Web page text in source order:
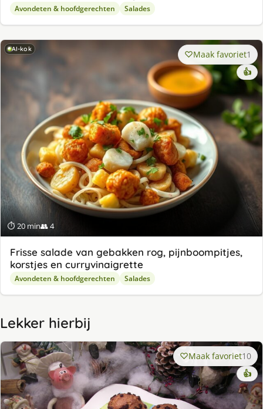
Avondeten & hoofdgerechten Salades
AI-kok
⏱ 20 min👥 4
Maak favoriet1
👍
Frisse salade van gebakken rog, pijnboompitjes,
korstjes en curryvinaigrette
Avondeten & hoofdgerechten Salades
Lekker hierbij
Maak favoriet10
👍